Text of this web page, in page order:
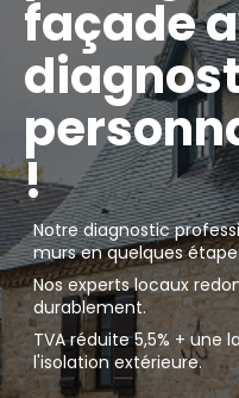
façade
!
Notre diagnostic
murs en quelques
Nos experts locaux
durablement.
TVA réduite 5,5% + une
l'isolation extérieure.